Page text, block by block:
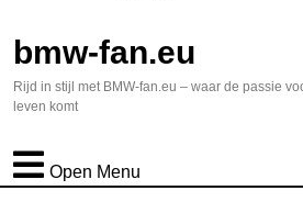
bmw-fan.eu
Rijd in stijl met BMW-fan.eu – waar de passie
leven komt
Open Menu